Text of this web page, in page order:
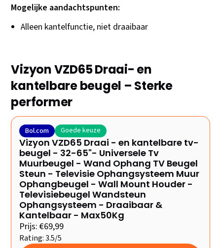
Mogelijke aandachtspunten:
Alleen kantelfunctie, niet draaibaar
Vizyon VZD65 Draai- en
kantelbare beugel – Sterke
performer
Bol.com Goede keuze
Vizyon VZD65 Draai - en kantelbare tv-
beugel - 32-65"- Universele Tv
Muurbeugel - Wand Ophang TV Beugel
Steun - Televisie Ophangsysteem Muur
Ophangbeugel - Wall Mount Houder -
Televisiebeugel Wandsteun
Ophangsysteem - Draaibaar &
Kantelbaar - Max50Kg
Prijs: €69,99
Rating: 3.5/5